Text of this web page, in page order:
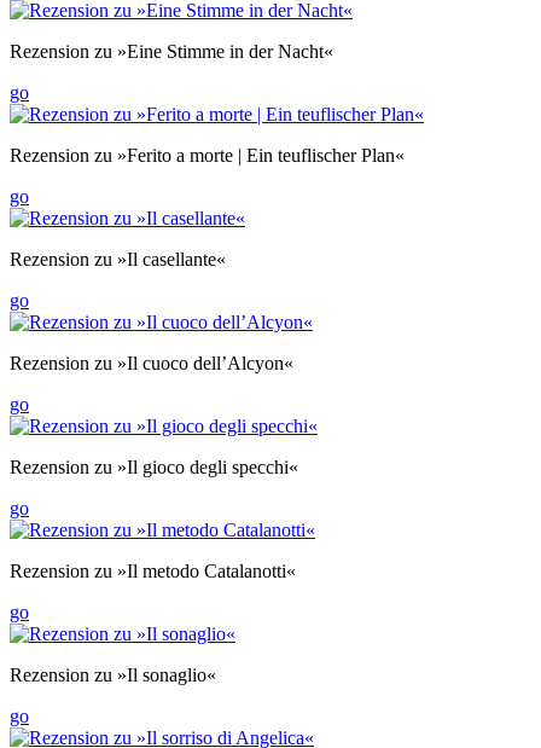
Rezension zu »Eine Stimme in der Nacht«
go
Rezension zu »Ferito a morte | Ein teuflischer Plan«
go
Rezension zu »Il casellante«
go
Rezension zu »Il cuoco dell’Alcyon«
go
Rezension zu »Il gioco degli specchi«
go
Rezension zu »Il metodo Catalanotti«
go
Rezension zu »Il sonaglio«
go